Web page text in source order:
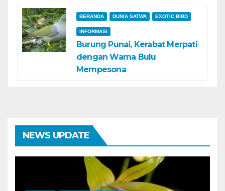
BERANDA DUNIA SATWA EXOTIC BIRD
INFORMASI
Burung Punai, Kerabat Merpati
dengan Warna Bulu
Mempesona
NEWS UPDATE